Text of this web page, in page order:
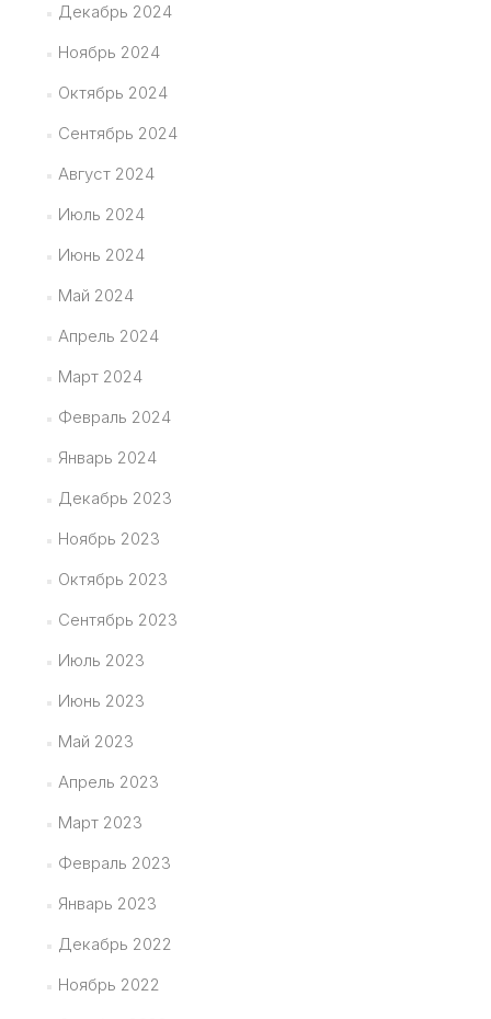
Декабрь 2024
Ноябрь 2024
Октябрь 2024
Сентябрь 2024
Август 2024
Июль 2024
Июнь 2024
Май 2024
Апрель 2024
Март 2024
Февраль 2024
Январь 2024
Декабрь 2023
Ноябрь 2023
Октябрь 2023
Сентябрь 2023
Июль 2023
Июнь 2023
Май 2023
Апрель 2023
Март 2023
Февраль 2023
Январь 2023
Декабрь 2022
Ноябрь 2022